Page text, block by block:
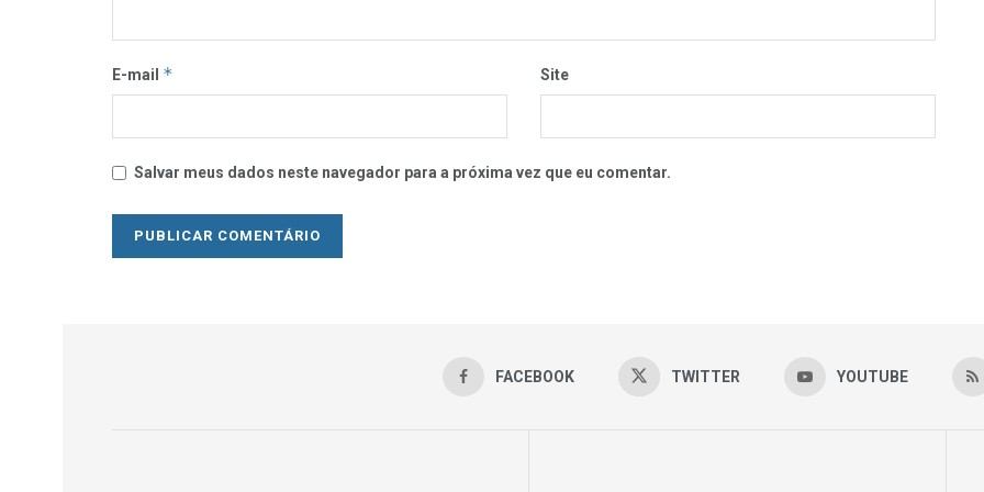
E-mail * Site
Salvar meus dados neste navegador para a próxima vez que eu comentar.
FACEBOOK TWITTER YOUTUBE